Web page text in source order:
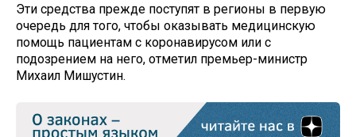
Эти средства прежде поступят в регионы в первую
очередь для того, чтобы оказывать медицинскую
помощь пациентам с коронавирусом или с
подозрением на него, отметил премьер-министр
Михаил Мишустин.